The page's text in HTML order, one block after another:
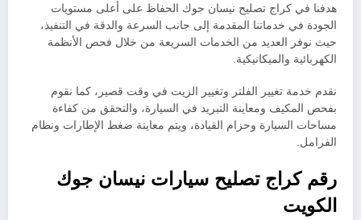
هدفنا في كراج تصليح نيسان جوك الحفاظ على أعلى مستويات
الجودة في خدماتنا المقدمة إلى جانب السرعة والدقة في التنفيذ،
حيث نوفر العديد من الخدمات السريعة من خلال فحص الأنظمة
الكهربائية والميكانيكية.
نقدم خدمة تغيير الفلتر وتغيير الزيت في وقت قصير، كما نقوم
بفحص المكيف ومعاينة التبريد في السيارة، والتحقق من كفاءة
مساحات السيارة وحزام القيادة، ويتم معاينة ضغط الإطارات ونظام
الفرامل.
رقم كراج تصليح سيارات نيسان جوك
الكويت